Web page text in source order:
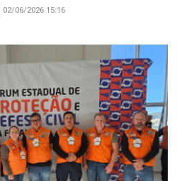
02/06/2026 15:16